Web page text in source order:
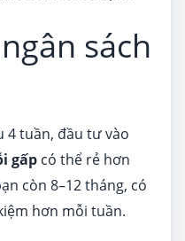
sách
4 tuần, đầu tư vào
gấp có thể rẻ hơn
còn 8–12 tháng, có
hơn mỗi tuần.